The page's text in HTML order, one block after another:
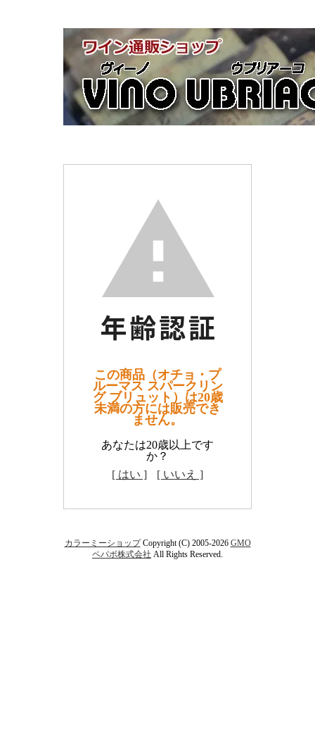
この商品（オチョ・プ
ルーマス スパークリン
グ ブリュット）は20歳
未満の方には販売でき
ません。
あなたは20歳以上です
か？
[ はい ]
[ いいえ ]
カラーミーショップCopyright (C) 2005-2026 GMO
ペパボ株式会社 All Rights Reserved.